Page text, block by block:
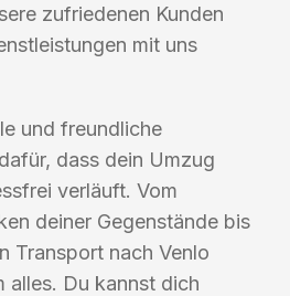
zufriedenen Kunden
mit uns
und freundliche
dass dein Umzug
verläuft. Vom
deiner Gegenstände bis
Transport nach Venlo
alles. Du kannst dich